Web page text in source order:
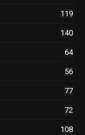
119
140
64
56
77
72
108